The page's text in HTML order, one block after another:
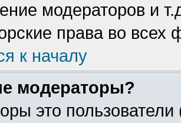
модераторов и
права во всех
к началу
модераторы?
это